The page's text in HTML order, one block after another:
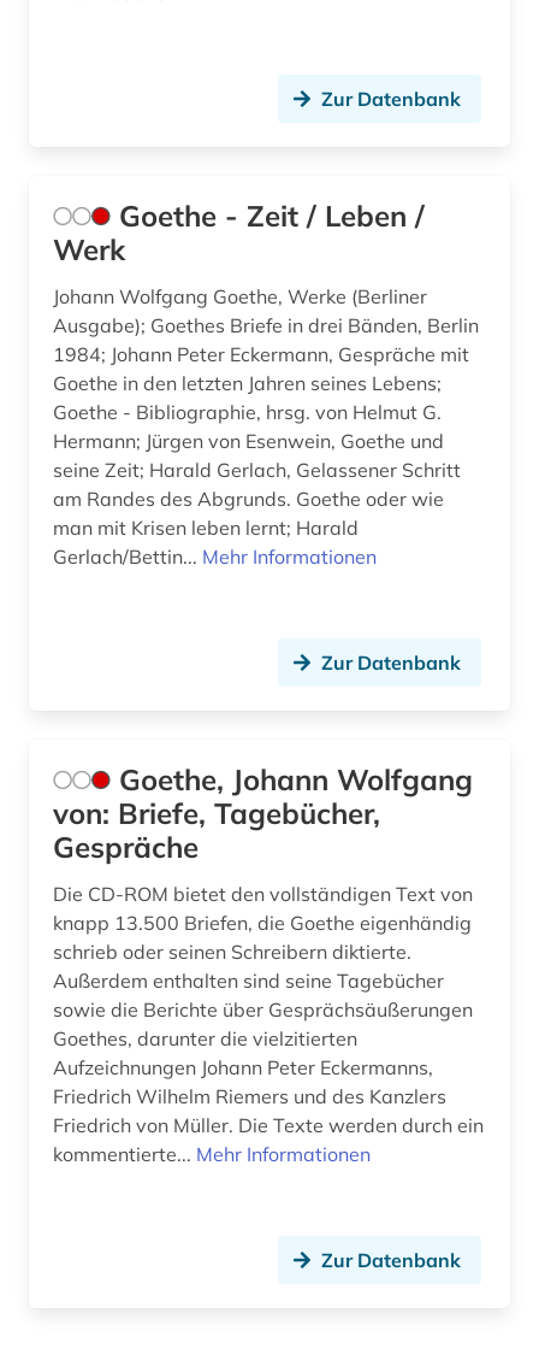
Zur Datenbank
Goethe - Zeit / Leben /
Werk
Johann Wolfgang Goethe, Werke (Berliner
Ausgabe); Goethes Briefe in drei Bänden, Berlin
1984; Johann Peter Eckermann, Gespräche mit
Goethe in den letzten Jahren seines Lebens;
Goethe - Bibliographie, hrsg. von Helmut G.
Hermann; Jürgen von Esenwein, Goethe und
seine Zeit; Harald Gerlach, Gelassener Schritt
am Randes des Abgrunds. Goethe oder wie
man mit Krisen leben lernt; Harald
Gerlach/Bettin... Mehr Informationen
Zur Datenbank
Goethe, Johann Wolfgang
von: Briefe, Tagebücher,
Gespräche
Die CD-ROM bietet den vollständigen Text von
knapp 13.500 Briefen, die Goethe eigenhändig
schrieb oder seinen Schreibern diktierte.
Außerdem enthalten sind seine Tagebücher
sowie die Berichte über Gesprächsäußerungen
Goethes, darunter die vielzitierten
Aufzeichnungen Johann Peter Eckermanns,
Friedrich Wilhelm Riemers und des Kanzlers
Friedrich von Müller. Die Texte werden durch ein
kommentierte... Mehr Informationen
Zur Datenbank